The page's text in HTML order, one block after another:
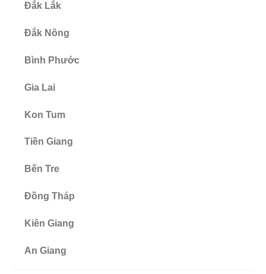
Đắk Lắk
Đắk Nông
Bình Phước
Gia Lai
Kon Tum
Tiền Giang
Bến Tre
Đồng Tháp
Kiên Giang
An Giang